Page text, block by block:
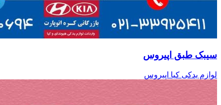
سیبک طبق اپیروس
لوازم یدکی کیا اپیروس